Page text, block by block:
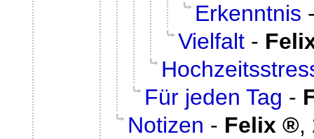
Erkenntnis
Vielfalt -
Für jeden Tag -
Notizen - Felix ,